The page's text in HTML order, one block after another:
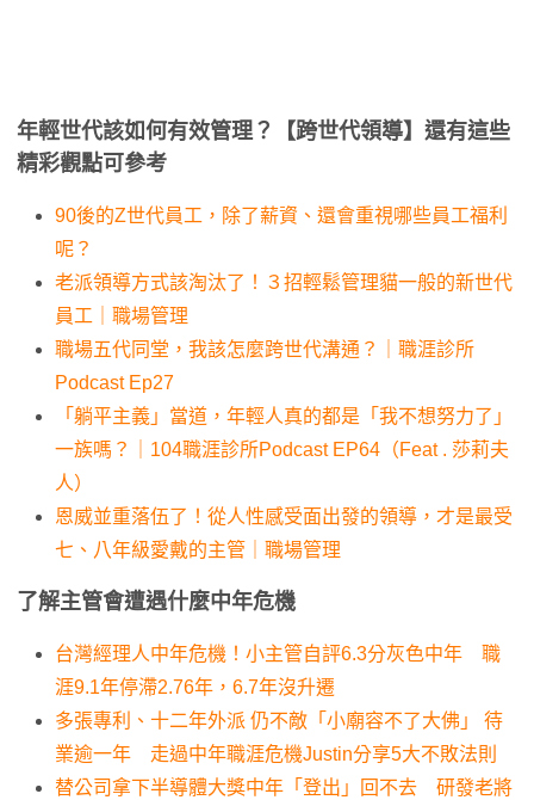
年輕世代該如何有效管理？【跨世代領導】還有這些
精彩觀點可參考
90後的Z世代員工，除了薪資、還會重視哪些員工福利
呢？
老派領導方式該淘汰了！３招輕鬆管理貓一般的新世代
員工｜職場管理
職場五代同堂，我該怎麼跨世代溝通？｜職涯診所
Podcast Ep27
「躺平主義」當道，年輕人真的都是「我不想努力了」
一族嗎？｜104職涯診所Podcast EP64（Feat . 莎莉夫
人）
恩威並重落伍了！從人性感受面出發的領導，才是最受
七、八年級愛戴的主管｜職場管理
了解主管會遭遇什麼中年危機
台灣經理人中年危機！小主管自評6.3分灰色中年 職
涯9.1年停滯2.76年，6.7年沒升遷
多張專利、十二年外派 仍不敵「小廟容不了大佛」 待
業逾一年 走過中年職涯危機Justin分享5大不敗法則
替公司拿下半導體大獎中年「登出」回不去 研發老將